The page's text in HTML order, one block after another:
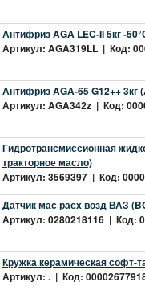
Антифриз AGA LEC-II 5кг -
Артикул: AGA319LL | Код:
Антифриз AGA-65 G12++ 3кг
Артикул: AGA342z | Код:
Гидротрансмиссионная
тракторное масло)
Артикул: 3569397 | Код:
Датчик мас расх возд ВАЗ
Артикул: 0280218116 | Код:
Кружка керамическая софт-
Артикул: . | Код: